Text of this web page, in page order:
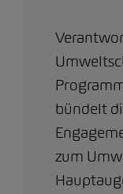
bündelt
zum